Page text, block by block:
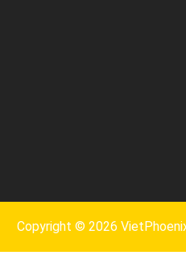
Copyright © 2026